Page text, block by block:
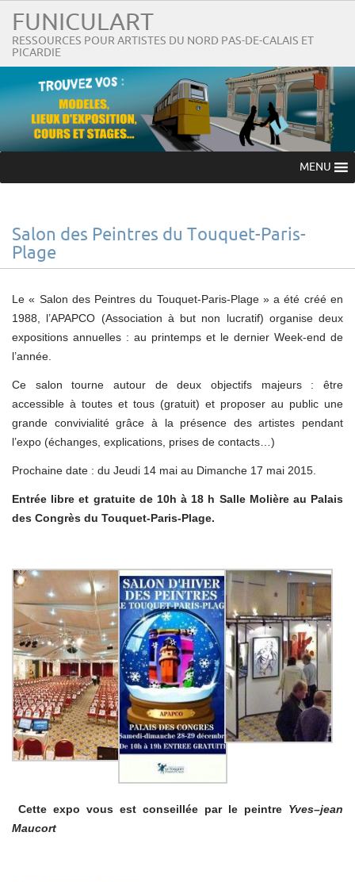
FUNICULART
RESSOURCES POUR ARTISTES DU NORD PAS-DE-CALAIS ET
PICARDIE
MENU
Salon des Peintres du Touquet-Paris-
Plage
Le « Salon des Peintres du Touquet-Paris-Plage » a été créé en
1988, l’APAPCO (Association à but non lucratif) organise deux
expositions annuelles : au printemps et le dernier Week-end de
l’année.
Ce salon tourne autour de deux objectifs majeurs : être
accessible à toutes et tous (gratuit) et proposer au public une
grande convivialité grâce à la présence des artistes pendant
l’expo (échanges, explications, prises de contacts…)
Prochaine date : du Jeudi 14 mai au Dimanche 17 mai 2015.
Entrée libre et gratuite de 10h à 18 h Salle Molière au Palais
des Congrès du Touquet-Paris-Plage.
Cette expo vous est conseillée par le peintre Yves–jean
Maucort